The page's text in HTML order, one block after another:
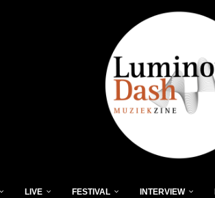
LIVE FESTIVAL INTERVIEW